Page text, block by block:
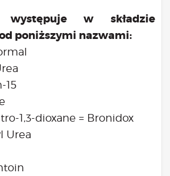
występuje w składzie
poniższymi nazwami:
15
1,3-dioxane = Bronidox
Urea